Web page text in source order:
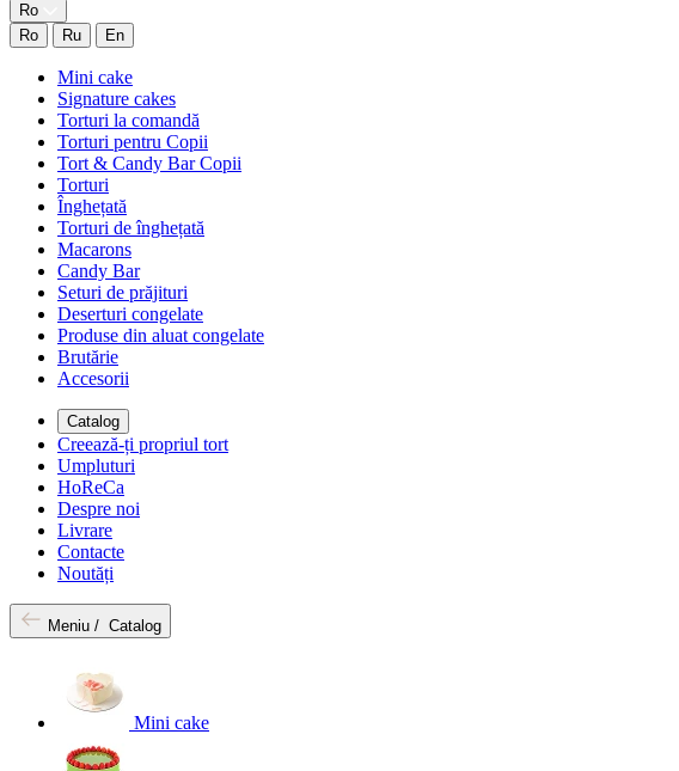
Ro
Ro
Ru En
Mini cake
Signature cakes
Torturi la comandă
Torturi pentru Copii
Tort & Candy Bar Copii
Torturi
Înghețată
Torturi de înghețată
Macarons
Candy Bar
Seturi de prăjituri
Deserturi congelate
Produse din aluat congelate
Brutărie
Accesorii
Catalog
Creează-ți propriul tort
Umpluturi
HoReCa
Despre noi
Livrare
Contacte
Noutăți
Meniu / Catalog
Mini cake